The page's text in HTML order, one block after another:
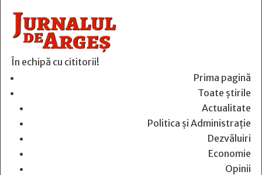
În echipă cu cititorii!
Prima pagină
Toate știrile
Actualitate
Politica și Administrație
Dezvăluiri
Economie
Opinii